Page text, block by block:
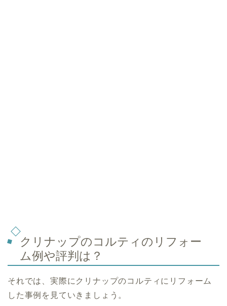
クリナップのコルティのリフォー
ム例や評判は？
それでは、実際にクリナップのコルティにリフォーム
した事例を見ていきましょう。